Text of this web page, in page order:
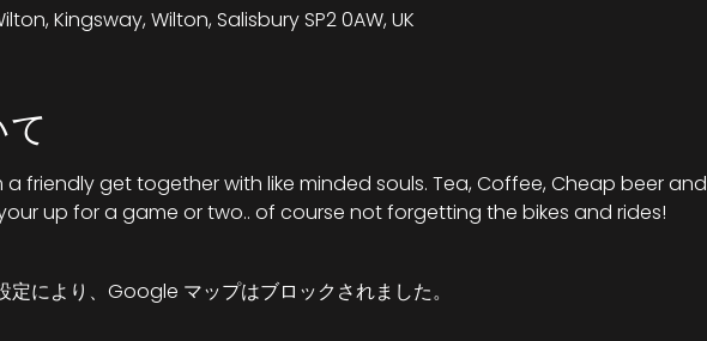
Kingsway, Wilton, Salisbury SP2 0AW, UK
a friendly get together with like minded souls. Tea, Coffee, Cheap beer and
up for a game or two.. of course not forgetting the bikes and rides!
により、Google マップはブロックされました。